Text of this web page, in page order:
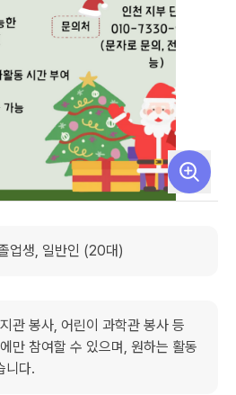
업생, 일반인 (20대)
관 봉사, 어린이 과학관 봉사 등
만 참여할 수 있으며, 원하는 활동
니다.